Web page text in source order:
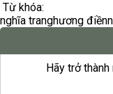
Từ khóa:
nghĩa tranghương điền
Hãy trở